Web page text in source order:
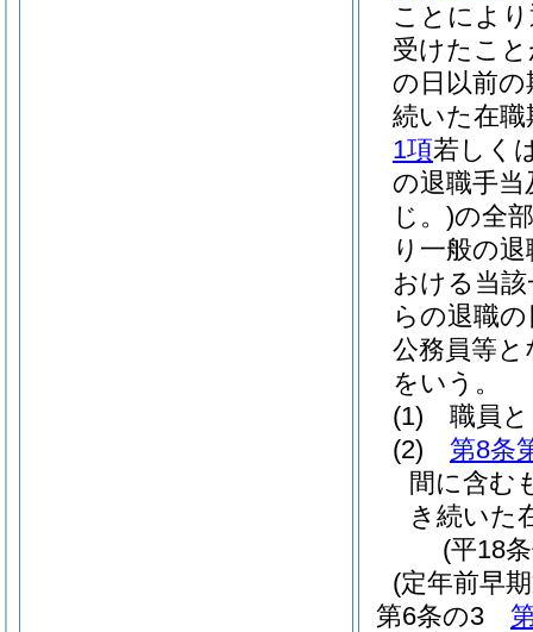
ことによ
受けたこ
の日以前の
続いた在
1項若しく
の退職手当
じ。)の全
り一般の
おける当
らの退職
公務員等
をいう。
(1)
職員
(2)
第8条
間に含む
き続いた
(平18
(定年前早
第6条の3